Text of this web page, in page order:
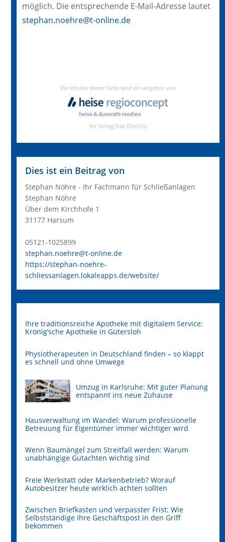
möglich. Die entsprechende E-Mail-Adresse lautet
stephan.noehre@t-online.de
Dies ist ein Beitrag von
Stephan Nöhre - Ihr Fachmann für Schließanlagen
Stephan Nöhre
Über dem Kirchhofe 1
31177 Harsum
05121-1025899
stephan.noehre@t-online.de
https://stephan-noehre-
schliessanlagen.lokaleapps.de/website/
Ihre traditionsreiche Apotheke mit digitalem Service:
Krönig’sche Apotheke in Gütersloh
Physiotherapeuten in Deutschland finden – so klappt
es schnell und ohne Umwege
Umzug in Karlsruhe: Mit guter Planung
entspannt ins neue Zuhause
Hausverwaltung im Wandel: Warum professionelle
Betreuung für Eigentümer immer wichtiger wird
Wenn Baumängel zum Streitfall werden: Warum
unabhängige Gutachten wichtig sind
Freie Werkstatt oder Markenbetrieb? Worauf
Autobesitzer heute wirklich achten sollten
Zwischen Briefkasten und verpasster Frist: Wie
Selbstständige ihre Geschäftspost in den Griff
bekommen